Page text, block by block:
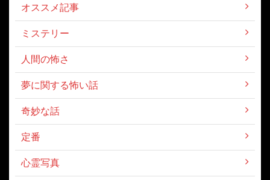
オススメ記事
ミステリー
人間の怖さ
夢に関する怖い話
奇妙な話
定番
心霊写真